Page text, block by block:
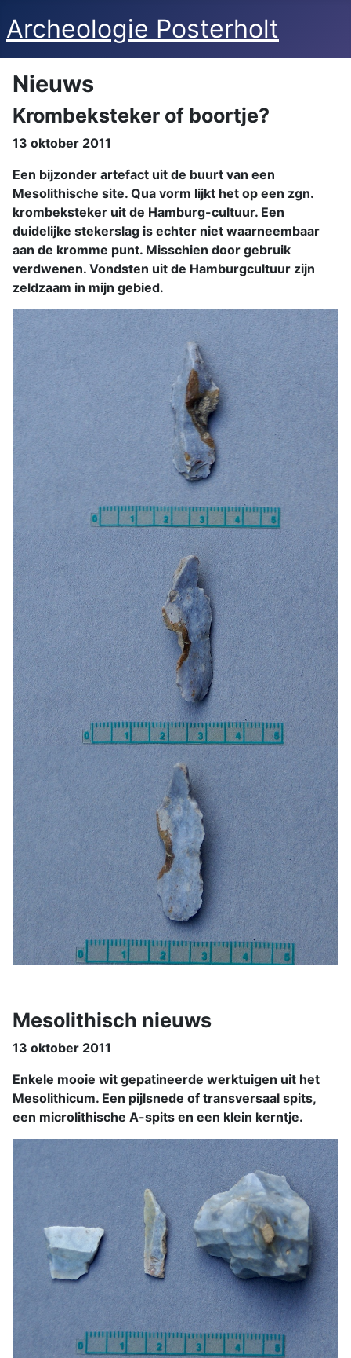
Archeologie Posterholt
Nieuws
Krombeksteker of boortje?
13 oktober 2011
Een bijzonder artefact uit de buurt van een
Mesolithische site. Qua vorm lijkt het op een zgn.
krombeksteker uit de Hamburg-cultuur. Een
duidelijke stekerslag is echter niet waarneembaar
aan de kromme punt. Misschien door gebruik
verdwenen. Vondsten uit de Hamburgcultuur zijn
zeldzaam in mijn gebied.
Mesolithisch nieuws
13 oktober 2011
Enkele mooie wit gepatineerde werktuigen uit het
Mesolithicum. Een pijlsnede of transversaal spits,
een microlithische A-spits en een klein kerntje.